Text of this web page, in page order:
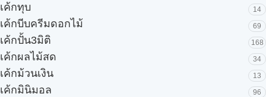
เค้กทุบ 14
เค้กบีบครีมดอกไม้ 69
เค้กปั้น3มิติ 168
เค้กผลไม้สด 34
เค้กม้วนเงิน 13
เค้กมินิมอล 96